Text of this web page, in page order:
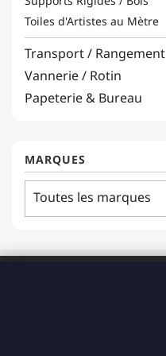
Toiles d'Artistes au Mètre
Transport / Rangement
Vannerie / Rotin
Papeterie & Bureau
MARQUES
Toutes les marques